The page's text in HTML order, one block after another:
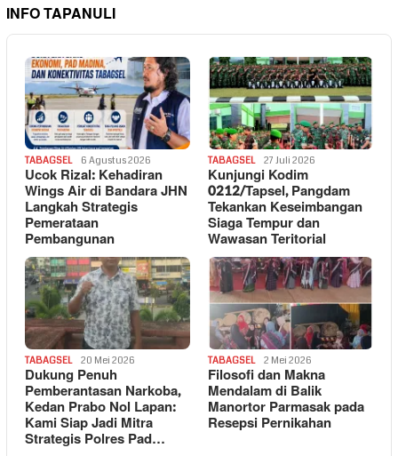
INFO TAPANULI
TABAGSEL 6 Agustus 2026
Ucok Rizal: Kehadiran
Wings Air di Bandara JHN
Langkah Strategis
Pemerataan
Pembangunan
TABAGSEL 27 Juli 2026
Kunjungi Kodim
0212/Tapsel, Pangdam
Tekankan Keseimbangan
Siaga Tempur dan
Wawasan Teritorial
TABAGSEL 20 Mei 2026
Dukung Penuh
Pemberantasan Narkoba,
Kedan Prabo Nol Lapan:
Kami Siap Jadi Mitra
Strategis Polres Pad…
TABAGSEL 2 Mei 2026
Filosofi dan Makna
Mendalam di Balik
Manortor Parmasak pada
Resepsi Pernikahan